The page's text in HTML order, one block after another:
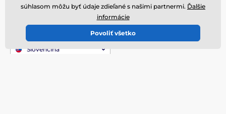
+421 322 601 057
info@reedog.sk
Slovenčina
súhlasom môžu byť údaje zdieľané s našimi partnermi. Ďalšie
informácie
Povoliť všetko